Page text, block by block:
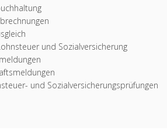
und Sozialversicherung
und Sozialversicherungsprüfungen